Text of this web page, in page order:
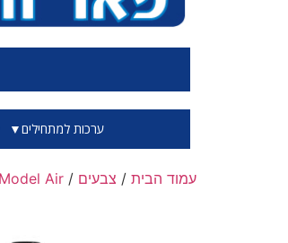
ערכות למתחילים
עמוד הבית / צבעים /
Air